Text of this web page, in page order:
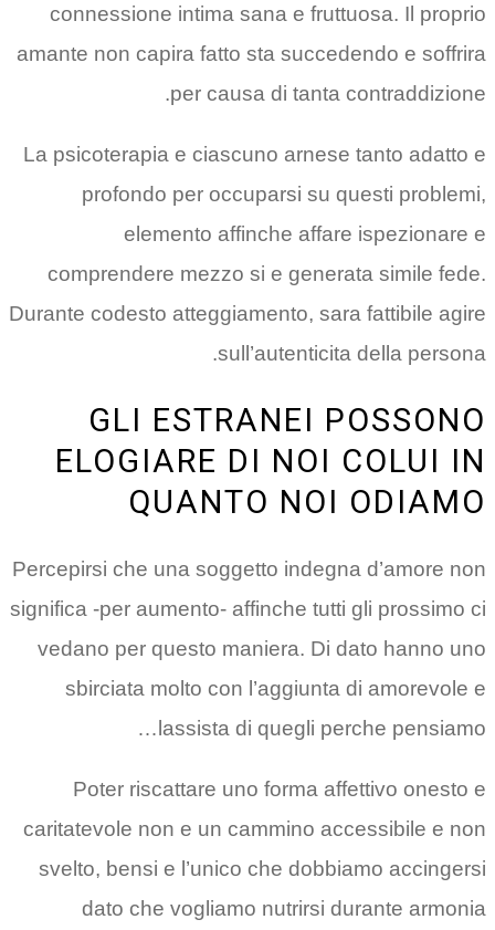
connessione intima sana e fruttuosa. Il proprio
amante non capira fatto sta succedendo e soffrira
per causa di tanta contraddizione.
La psicoterapia e ciascuno arnese tanto adatto e
profondo per occuparsi su questi problemi,
elemento affinche affare ispezionare e
comprendere mezzo si e generata simile fede.
Durante codesto atteggiamento, sara fattibile agire
sull’autenticita della persona.
GLI ESTRANEI POSSONO
ELOGIARE DI NOI COLUI IN
QUANTO NOI ODIAMO
Percepirsi che una soggetto indegna d’amore non
significa -per aumento- affinche tutti gli prossimo ci
vedano per questo maniera. Di dato hanno uno
sbirciata molto con l’aggiunta di amorevole e
lassista di quegli perche pensiamo…
Poter riscattare uno forma affettivo onesto e
caritatevole non e un cammino accessibile e non
svelto, bensi e l’unico che dobbiamo accingersi
dato che vogliamo nutrirsi durante armonia